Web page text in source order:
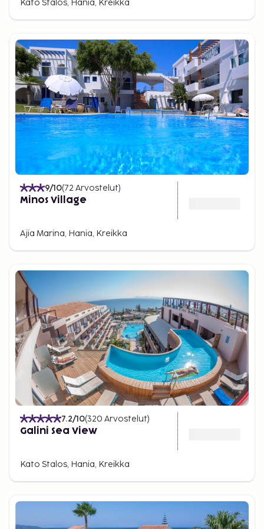
Kato Stalos, Hania, Kreikka
9/10(72 Arvostelut)
Minos Village
Ajia Marina, Hania, Kreikka
7.2/10(320 Arvostelut)
Galini Sea View
Kato Stalos, Hania, Kreikka